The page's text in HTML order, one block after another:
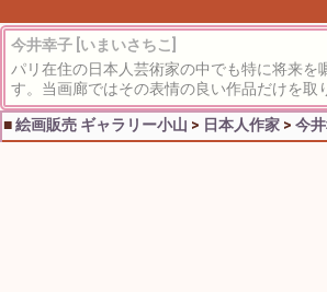
今井幸子 [いまいさちこ]
パリ在住の日本人芸術家の中でも特に将来
す。当画廊ではその表情の良い作品だけを取
■絵画販売 ギャラリー小山 > 日本人作家 > 今